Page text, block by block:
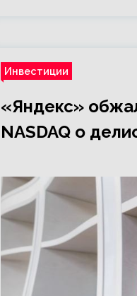
Инвестиции
«Яндекс»
NASDAQ о